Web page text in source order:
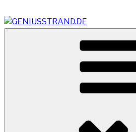
Inhalt
springen
Vom Geniusstrand zum
Terminal Wilhelmshaven